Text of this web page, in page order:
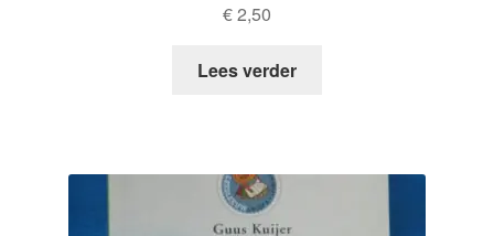
€2,50
Lees verder